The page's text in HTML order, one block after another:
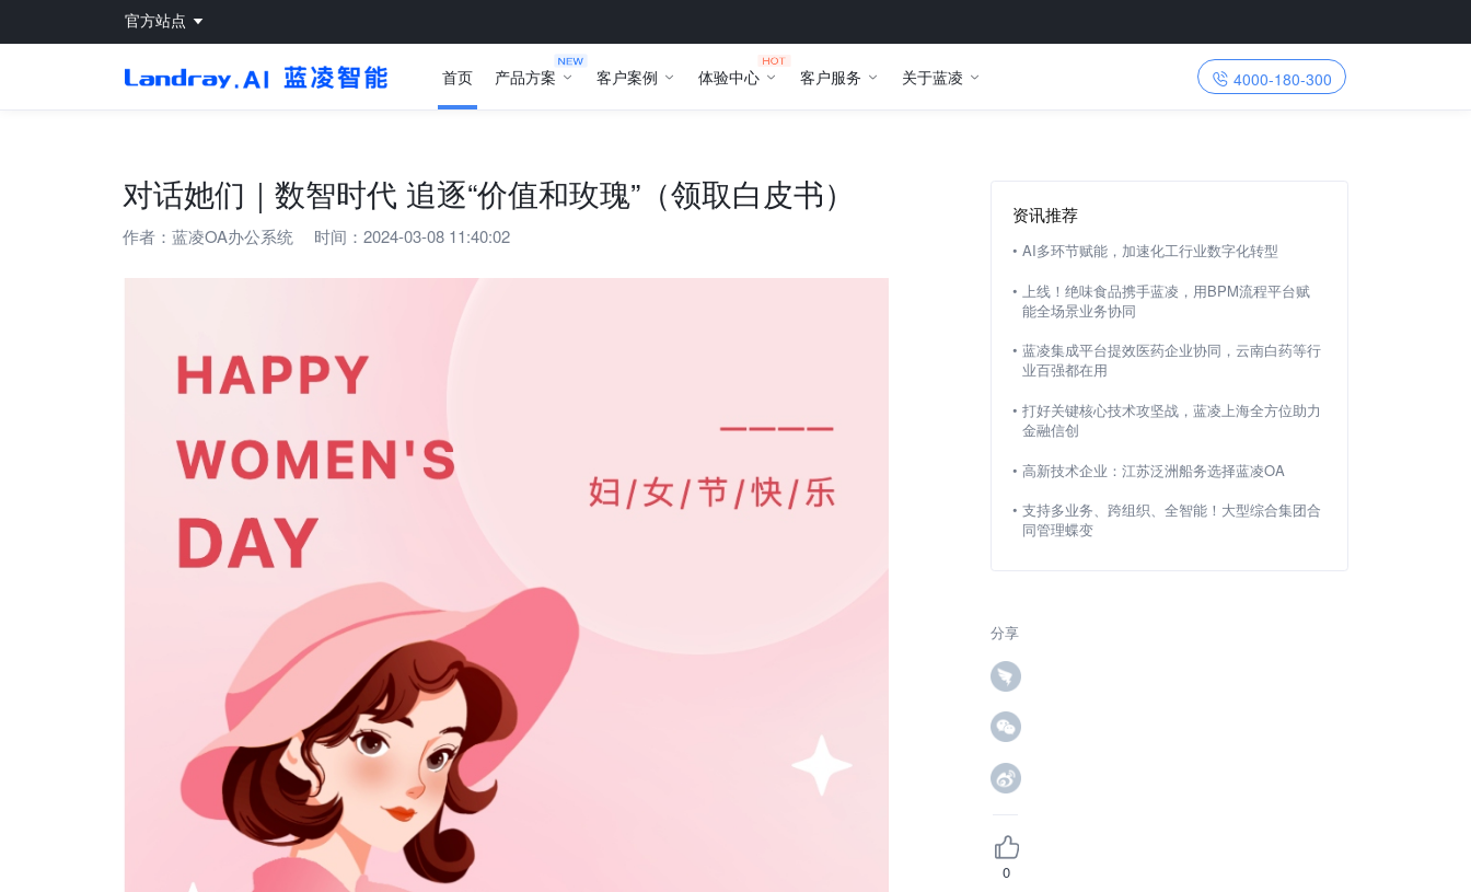
官方站点
首页 产品方案 客户案例 体验中心 客户服务 关于蓝凌 4000-180-300
对话她们｜数智时代 追逐“价值和玫瑰”（领取白皮书）
作者： 蓝凌OA办公系统 时间：2024-03-08 11:40:02
资讯推荐
• AI多环节赋能，加速化工行业数字化转型
• 上线！绝味食品携手蓝凌，用BPM流程平台赋
能全场景业务协同
• 蓝凌集成平台提效医药企业协同，云南白药等行
业百强都在用
• 打好关键核心技术攻坚战，蓝凌上海全方位助力
金融信创
• 高新技术企业：江苏泛洲船务选择蓝凌OA
• 支持多业务、跨组织、全智能！大型综合集团合
同管理蝶变
分享
0